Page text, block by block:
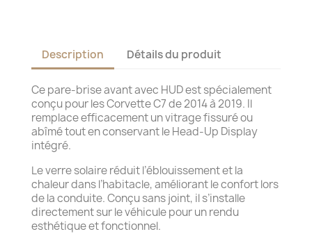
Description Détails du produit
Ce pare-brise avant avec HUD est spécialement
conçu pour les Corvette C7 de 2014 à 2019. Il
remplace efficacement un vitrage fissuré ou
abîmé tout en conservant le Head-Up Display
intégré.
Le verre solaire réduit l’éblouissement et la
chaleur dans l’habitacle, améliorant le confort lors
de la conduite. Conçu sans joint, il s’installe
directement sur le véhicule pour un rendu
esthétique et fonctionnel.